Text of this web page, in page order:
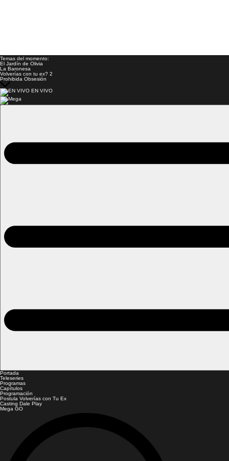
Temas del momento:
El Jardín de Olivia
La Baronesa
Volverías con tu ex? 2
Prohibida Obsesión
EN VIVO
Portada
Teleseries
Programas
Capítulos
Programación
Postula Volverías con Tu Ex
Casting Dale Play
Mega GO